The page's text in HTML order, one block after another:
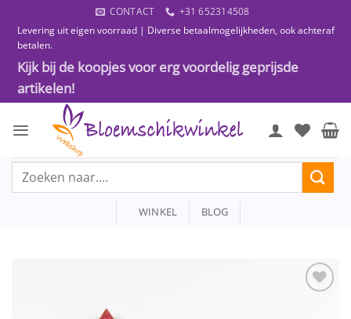
naar
inhoud
CONTACT
+31 652314508
Levering uit eigen voorraad | Diverse betaalmogelijkheden, ook achteraf
betalen.
Kijk bij de koopjes voor erg voordelig geprijsde
artikelen!
Zoeken
WINKEL BLOG